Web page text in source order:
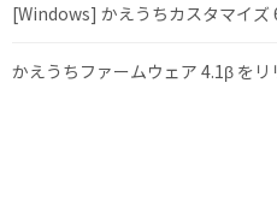
[Windows] かえうちカスタマイズ
かえうちファームウェア 4.1β をリ